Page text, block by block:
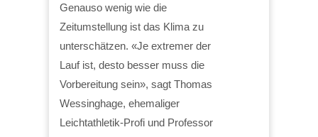
Genauso wenig wie die
Zeitumstellung ist das Klima zu
unterschätzen. «Je extremer der
Lauf ist, desto besser muss die
Vorbereitung sein», sagt Thomas
Wessinghage, ehemaliger
Leichtathletik-Profi und Professor